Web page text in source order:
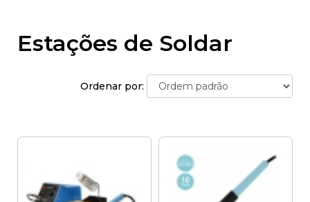
Estações de Soldar
Ordenar por: